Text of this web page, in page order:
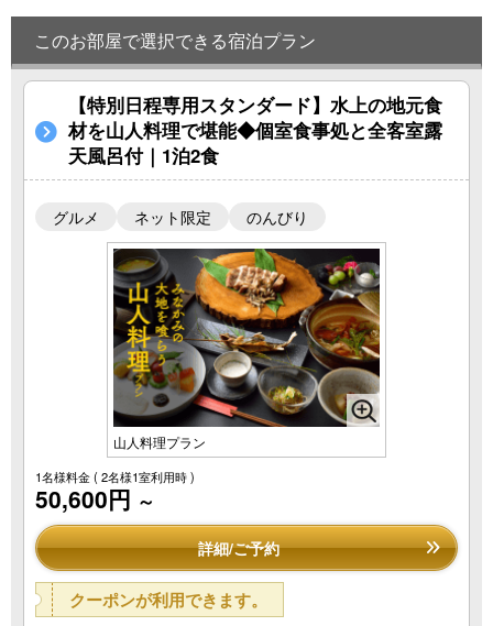
このお部屋で選択できる宿泊プラン
【特別日程専用スタンダード】水上の地元食
材を山人料理で堪能◆個室食事処と全客室露
天風呂付｜1泊2食
グルメ ネット限定 のんびり
山人料理プラン
1名様料金( 2名様1室利用時 )
50,600円 ～
詳細/ご予約
クーポンが利用できます。